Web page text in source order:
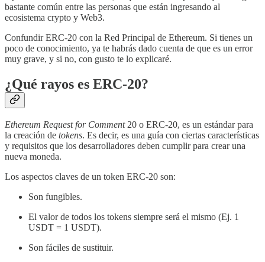
bastante común entre las personas que están ingresando al
ecosistema crypto y Web3.
Confundir ERC-20 con la Red Principal de Ethereum. Si tienes un
poco de conocimiento, ya te habrás dado cuenta de que es un error
muy grave, y si no, con gusto te lo explicaré.
¿Qué rayos es ERC-20?
Ethereum Request for Comment20 o ERC-20, es un estándar para
la creación de tokens. Es decir, es una guía con ciertas características
y requisitos que los desarrolladores deben cumplir para crear una
nueva moneda.
Los aspectos claves de un token ERC-20 son:
Son fungibles.
El valor de todos los tokens siempre será el mismo (Ej. 1
USDT = 1 USDT).
Son fáciles de sustituir.